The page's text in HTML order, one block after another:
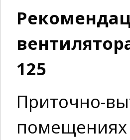
125
Приточно-
помещениях